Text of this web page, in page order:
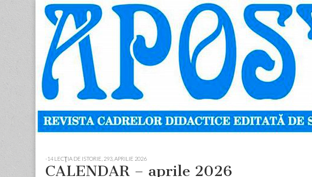
Apostolul
Revista
cadrelor
didactice
din
judetul
Neamt
content
-14 LECŢIA DE ISTORIE 293, APRILIE 2026
CALENDAR – aprile 2026